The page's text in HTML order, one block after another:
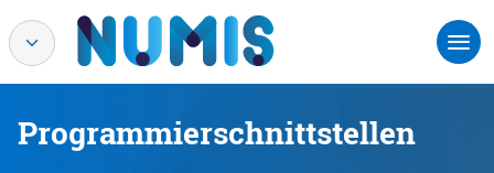
Programmierschnittstellen